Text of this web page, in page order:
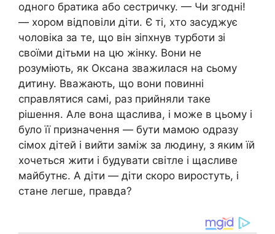
одного братика або сестричку. — Чи згодні!
— хором відповіли діти. Є ті, хто засуджує
чоловіка за те, що він зіпхнув турботи зі
своїми дітьми на цю жінку. Вони не
розуміють, як Оксана зважилася на сьому
дитину. Вважають, що вони повинні
справлятися самі, раз прийняли таке
рішення. Але вона щаслива, і може в цьому і
було її призначення — бути мамою одразу
сімох дітей і вийти заміж за людину, з яким їй
хочеться жити і будувати світле і щасливе
майбутнє. А діти — діти скоро виростуть, і
стане легше, правда?